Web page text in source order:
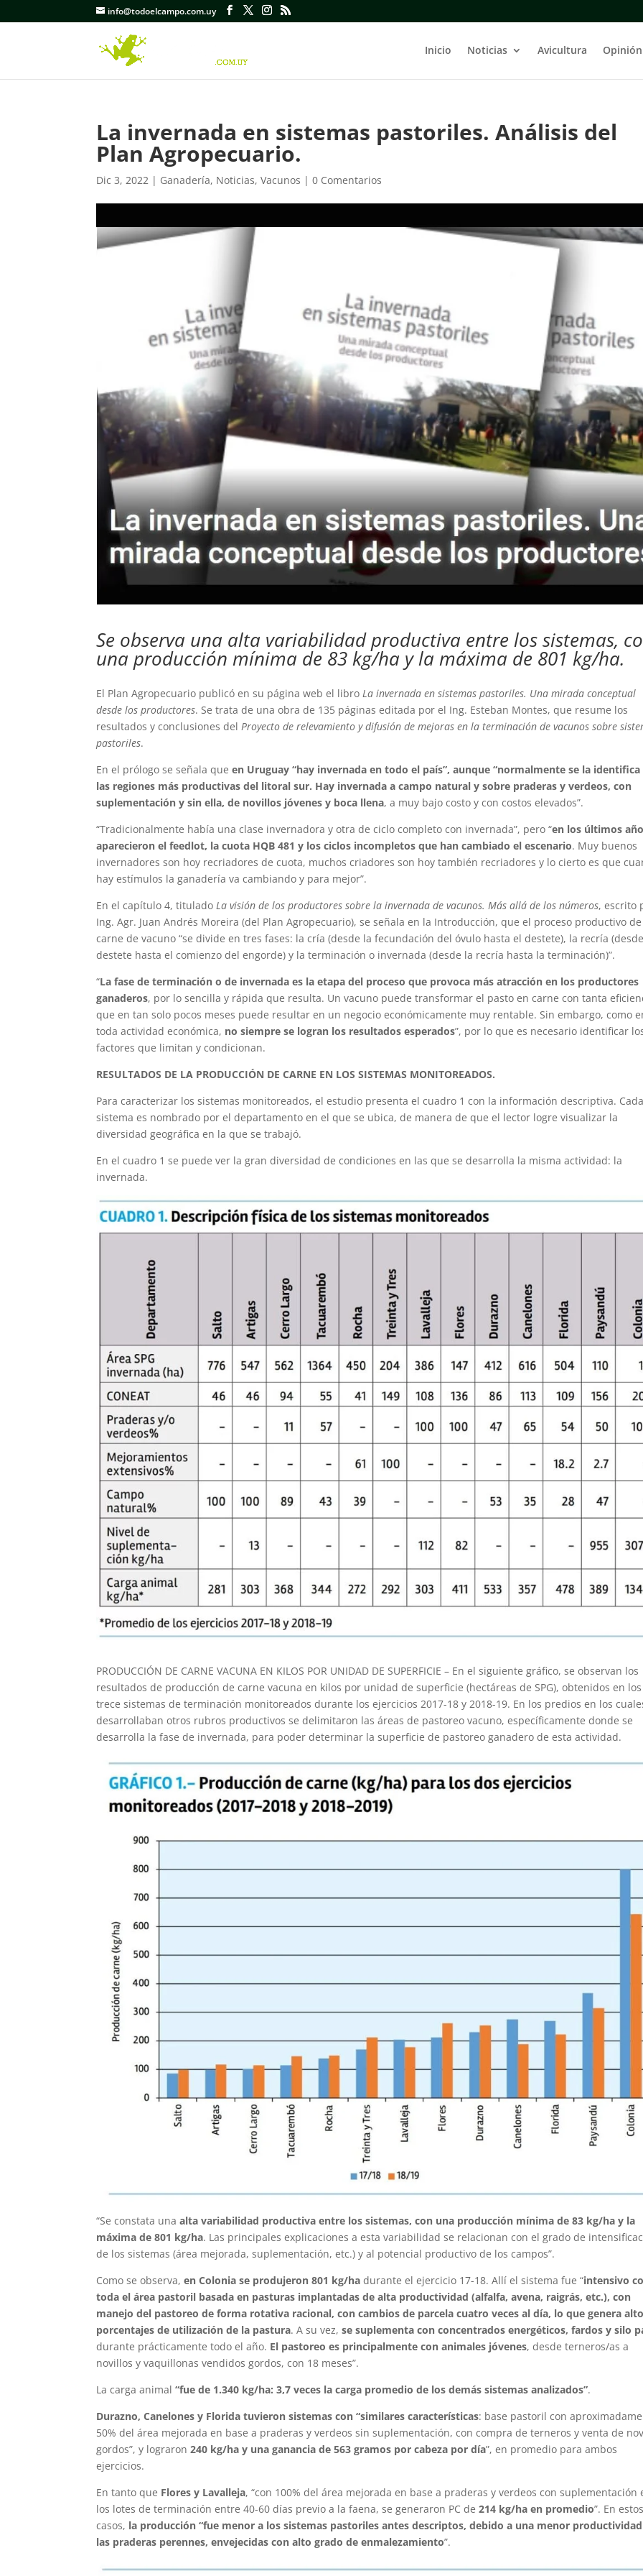
info@todoelcampo.com.uy
Inicio Noticias Avicultura Opinión
La invernada en sistemas pastoriles. Análisis del
Plan Agropecuario.
Dic 3, 2022 | Ganadería, Noticias,Vacunos |0 Comentarios
Se observa una alta variabilidad productiva entre los sistemas,
una producción mínima de 83 kg/ha y la máxima de 801 kg/ha.
El Plan Agropecuario publicó en su página web el libroLa invernada en sistemas pastoriles. Una mirada conceptual
desde los productores. Se trata de una obra de 135 páginas editada por el Ing. Esteban Montes, que resume los
resultados y conclusiones delProyecto de relevamiento y difusión de mejoras en la terminación de vacunos sobre
pastoriles.
En el prólogo se señala queen Uruguay “hay invernada en todo el país”, aunque “normalmente se la identifica
las regiones más productivas del litoral sur. Hay invernada a campo natural y sobre praderas y verdeos, con
suplementación y sin ella, de novillos jóvenes y boca llena, a muy bajo costo y con costos elevados”.
“Tradicionalmente había una clase invernadora y otra de ciclo completo con invernada”, pero “en los últimos
aparecieron el feedlot, la cuota HQB 481 y los ciclos incompletos que han cambiado el escenario. Muy buenos
invernadores son hoy recriadores de cuota, muchos criadores son hoy también recriadores y lo cierto es que
hay estímulos la ganadería va cambiando y para mejor”.
En el capítulo 4, tituladoLa visión de los productores sobre la invernada de vacunos. Más allá de los números, escrito
Ing. Agr. Juan Andrés Moreira (del Plan Agropecuario), se señala en la Introducción, que el proceso productivo de
carne de vacuno “se divide en tres fases: la cría (desde la fecundación del óvulo hasta el destete), la recría
destete hasta el comienzo del engorde) y la terminación o invernada (desde la recría hasta la terminación)”.
“La fase de terminación o de invernada es la etapa del proceso que provoca más atracción en los productores
ganaderos, por lo sencilla y rápida que resulta. Un vacuno puede transformar el pasto en carne con tanta
que en tan solo pocos meses puede resultar en un negocio económicamente muy rentable. Sin embargo, como
toda actividad económica, no siempre se logran los resultados esperados”, por lo que es necesario identificar
factores que limitan y condicionan.
RESULTADOS DE LA PRODUCCIÓN DE CARNE EN LOS SISTEMAS MONITOREADOS.
Para caracterizar los sistemas monitoreados, el estudio presenta el cuadro 1 con la información descriptiva.
sistema es nombrado por el departamento en el que se ubica, de manera de que el lector logre visualizar la
diversidad geográfica en la que se trabajó.
En el cuadro 1 se puede ver la gran diversidad de condiciones en las que se desarrolla la misma actividad: la
invernada.
PRODUCCIÓN DE CARNE VACUNA EN KILOS POR UNIDAD DE SUPERFICIE – En el siguiente gráfico, se observan los
resultados de producción de carne vacuna en kilos por unidad de superficie (hectáreas de SPG), obtenidos en los
trece sistemas de terminación monitoreados durante los ejercicios 2017-18 y 2018-19. En los predios en los
desarrollaban otros rubros productivos se delimitaron las áreas de pastoreo vacuno, específicamente donde se
desarrolla la fase de invernada, para poder determinar la superficie de pastoreo ganadero de esta actividad.
“Se constata unaalta variabilidad productiva entre los sistemas, con una producción mínima de 83 kg/ha y la
máxima de 801 kg/ha. Las principales explicaciones a esta variabilidad se relacionan con el grado de
de los sistemas (área mejorada, suplementación, etc.) y al potencial productivo de los campos”.
Como se observa,en Colonia se produjeron 801 kg/ha durante el ejercicio 17-18. Allí el sistema fue “intensivo
toda el área pastoril basada en pasturas implantadas de alta productividad (alfalfa, avena, raigrás, etc.), con
manejo del pastoreo de forma rotativa racional, con cambios de parcela cuatro veces al día, lo que genera
porcentajes de utilización de la pastura. A su vez,se suplementa con concentrados energéticos, fardos y silo
durante prácticamente todo el año. El pastoreo es principalmente con animales jóvenes, desde terneros/as a
novillos y vaquillonas vendidos gordos, con 18 meses”.
La carga animal“fue de 1.340 kg/ha: 3,7 veces la carga promedio de los demás sistemas analizados”.
Durazno, Canelones y Florida tuvieron sistemas con “similares características: base pastoril con
50% del área mejorada en base a praderas y verdeos sin suplementación, con compra de terneros y venta de
gordos”, y lograron240 kg/ha y una ganancia de 563 gramos por cabeza por día”, en promedio para ambos
ejercicios.
En tanto que Flores y Lavalleja, “con 100% del área mejorada en base a praderas y verdeos con suplementación
los lotes de terminación entre 40-60 días previo a la faena, se generaron PC de214 kg/ha en promedio”. En
casos, la producción “fue menor a los sistemas pastoriles antes descriptos, debido a una menor
las praderas perennes, envejecidas con alto grado de enmalezamiento”.